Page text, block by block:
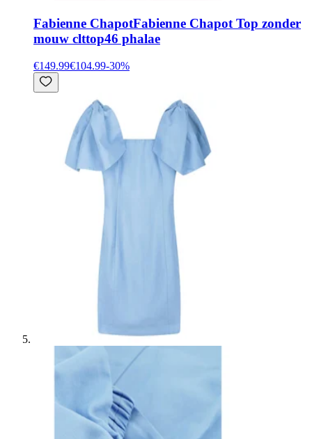
Fabienne ChapotFabienne Chapot Top zonder
mouw clttop46 phalae
€149.99€104.99-30%